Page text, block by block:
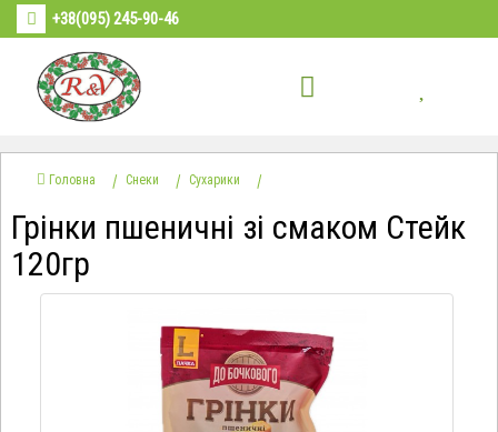
+38(095) 245-90-46
Головна Снеки Сухарики
Грінки пшеничні зі смаком Стейк
120гр